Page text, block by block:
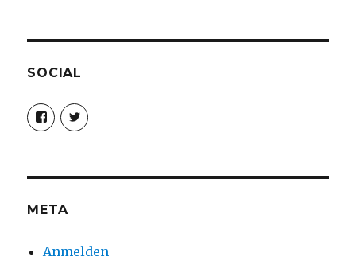
SOCIAL
Profil
von
christoph.fleischer1
anzeigen
Profil
von
anzeigen
META
Anmelden